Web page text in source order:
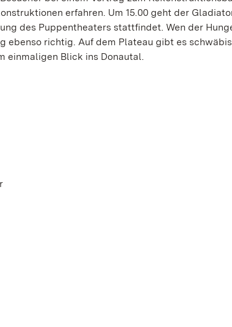
erfahren. Um 15.00 geht der
des Puppentheaters stattfindet. Wen der
ebenso richtig. Auf dem Plateau gibt es
einmaligen Blick ins Donautal.